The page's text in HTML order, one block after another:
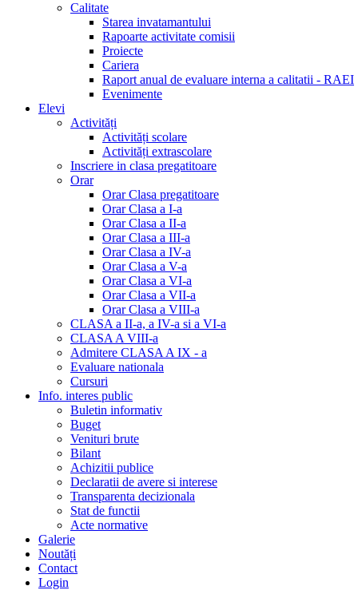
Calitate
Starea invatamantului
Rapoarte activitate comisii
Proiecte
Cariera
Raport anual de evaluare interna a calitatii - RAEI
Evenimente
Elevi
Activități
Activități scolare
Activități extrascolare
Inscriere in clasa pregatitoare
Orar
Orar Clasa pregatitoare
Orar Clasa a I-a
Orar Clasa a II-a
Orar Clasa a III-a
Orar Clasa a IV-a
Orar Clasa a V-a
Orar Clasa a VI-a
Orar Clasa a VII-a
Orar Clasa a VIII-a
CLASA a II-a, a IV-a si a VI-a
CLASA A VIII-a
Admitere CLASA A IX - a
Evaluare nationala
Cursuri
Info. interes public
Buletin informativ
Buget
Venituri brute
Bilant
Achizitii publice
Declaratii de avere si interese
Transparenta decizionala
Stat de functii
Acte normative
Galerie
Noutăți
Contact
Login